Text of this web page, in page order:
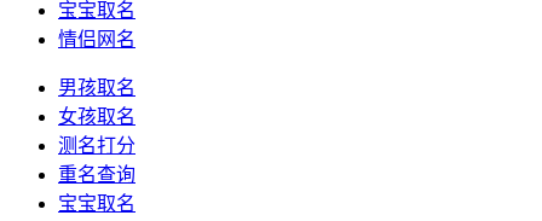
宝宝取名
情侣网名
男孩取名
女孩取名
测名打分
重名查询
宝宝取名